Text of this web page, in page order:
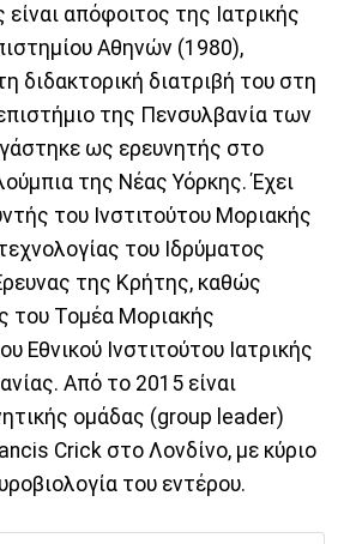
απόφοιτος της Ιατρικής
Αθηνών (1980),
διδακτορική διατριβή του στη
της Πενσυλβανία των
ως ερευνητής στο
της Νέας Υόρκης. Έχει
του Ινστιτούτου Μοριακής
του Ιδρύματος
της Κρήτης, καθώς
του Τομέα Μοριακής
Εθνικού Ινστιτούτου Ιατρικής
Από το 2015 είναι
ομάδας (group leader)
Crick στο Λονδίνο, με κύριο
του εντέρου.